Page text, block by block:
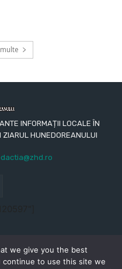
INFORMAȚII LOCALE ÎN
HUNEDOREANULUI
we give you the best
to use this site we